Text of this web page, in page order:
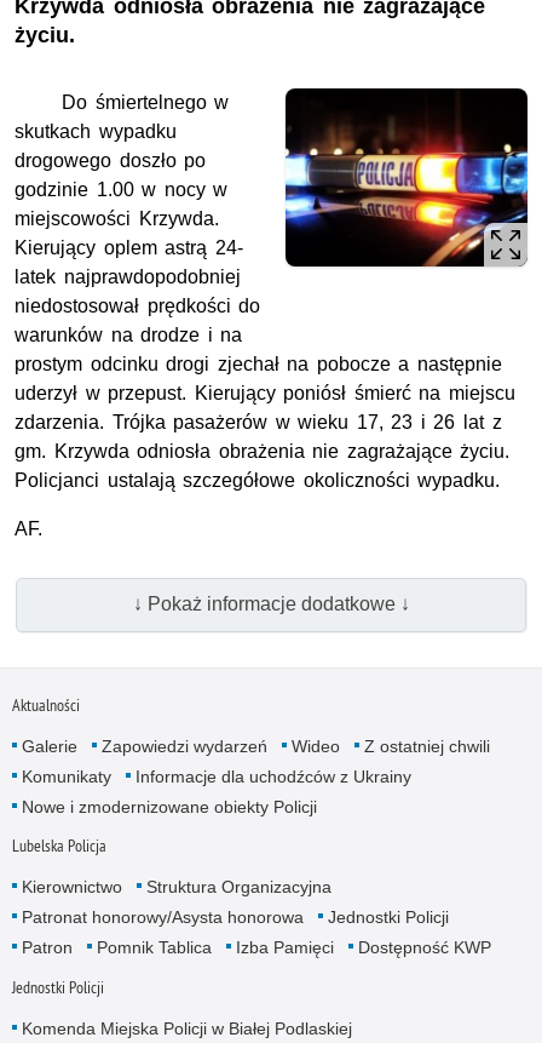
Krzywda odniosła obrażenia nie zagrażające
życiu.
Do śmiertelnego w
skutkach wypadku
drogowego doszło po
godzinie 1.00 w nocy w
miejscowości Krzywda.
Kierujący oplem astrą 24-
latek najprawdopodobniej
niedostosował prędkości do
warunków na drodze i na
prostym odcinku drogi zjechał na pobocze a następnie
uderzył w przepust. Kierujący poniósł śmierć na miejscu
zdarzenia. Trójka pasażerów w wieku 17, 23 i 26 lat z
gm. Krzywda odniosła obrażenia nie zagrażające życiu.
Policjanci ustalają szczegółowe okoliczności wypadku.
AF.
↓ Pokaż informacje dodatkowe ↓
Aktualności
Galerie Zapowiedzi wydarzeń Wideo
Z ostatniej chwili
Komunikaty
Informacje dla uchodźców z Ukrainy
Nowe i zmodernizowane obiekty Policji
Lubelska Policja
Kierownictwo
Struktura Organizacyjna
Patronat honorowy/Asysta honorowa
Jednostki Policji
Patron
Pomnik Tablica Izba Pamięci Dostępność KWP
Jednostki Policji
Komenda Miejska Policji w Białej Podlaskiej